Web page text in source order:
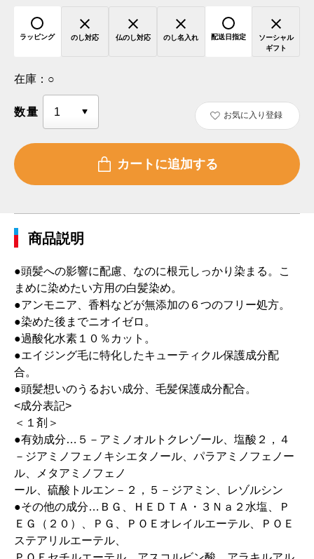
ラッピング のし対応 仏のし対応 のし名入れ 配送日指定
ソーシャル
ギフト
在庫： ○
数量 お気に入り登録
商品説明
●頭髪への影響に配慮、なのに根元しっかり染まる。こ
まめに染めたい方用の白髪染め。
●アンモニア、香料などが無添加の６つのフリー処方。
●染めた後までニオイゼロ。
●過酸化水素１０％カット。
●エイジング毛に特化したキューティクル保護成分配
合。
●頭髪想いのうるおい成分、毛髪保護成分配合。
<成分表記>
＜１剤＞
●有効成分…５－アミノオルトクレゾール、塩酸２，４
－ジアミノフェノキシエタノール、パラアミノフェノー
ル、メタアミノフェノ
ール、硫酸トルエン－２，５－ジアミン、レゾルシン
●その他の成分…ＢＧ、ＨＥＤＴＡ・３Ｎａ２水塩、Ｐ
ＥＧ（２０）、ＰＧ、ＰＯＥオレイルエーテル、ＰＯＥ
ステアリルエーテル、